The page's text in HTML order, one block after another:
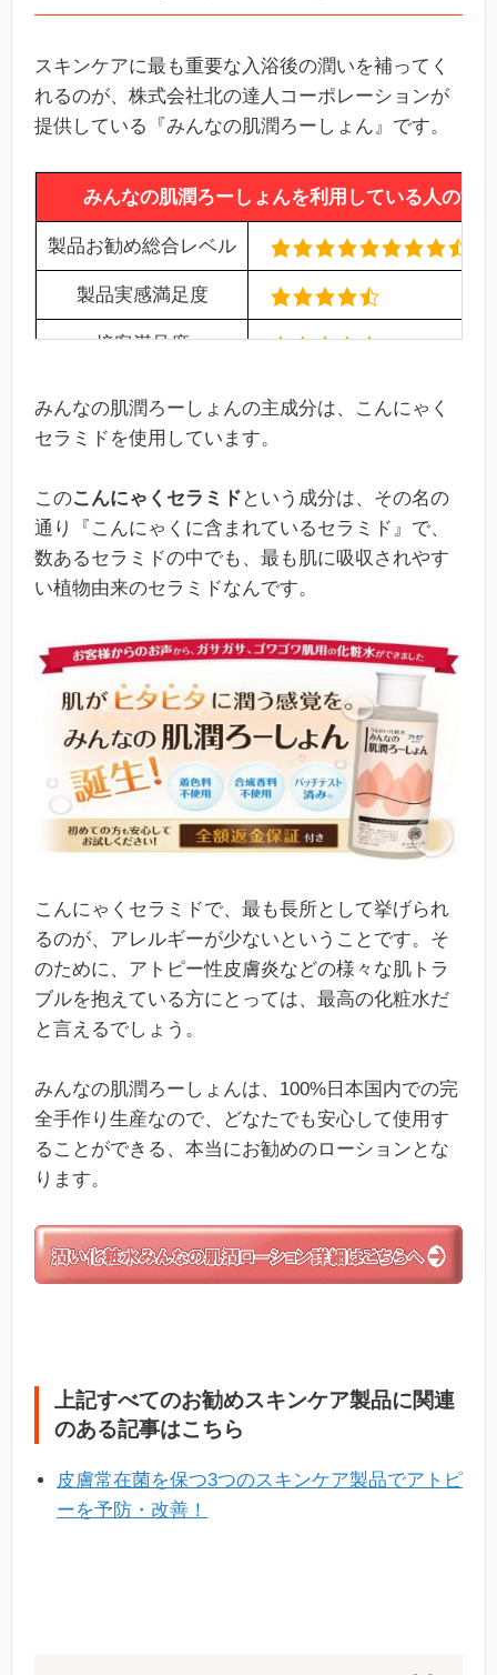
スキンケアに最も重要な入浴後の潤いを補ってく
れるのが、株式会社北の達人コーポレーションが
提供している『みんなの肌潤ろーしょん』です。
みんなの肌潤ろーしょんを利用している人の満
製品お勧め総合レベル
製品実感満足度
接客満足度
みんなの肌潤ろーしょんの主成分は、こんにゃく
セラミドを使用しています。
このこんにゃくセラミド という成分は、その名の
通り『こんにゃくに含まれているセラミド』で、
数あるセラミドの中でも、最も肌に吸収されやす
い植物由来のセラミドなんです。
こんにゃくセラミドで、最も長所として挙げられ
るのが、アレルギーが少ないということです。そ
のために、アトピー性皮膚炎などの様々な肌トラ
ブルを抱えている方にとっては、最高の化粧水だ
と言えるでしょう。
みんなの肌潤ろーしょんは、100%日本国内での完
全手作り生産なので、どなたでも安心して使用す
ることができる、本当にお勧めのローションとな
ります。
上記すべてのお勧めスキンケア製品に関連
のある記事はこちら
皮膚常在菌を保つ3つのスキンケア製品でアトピ
ーを予防・改善！